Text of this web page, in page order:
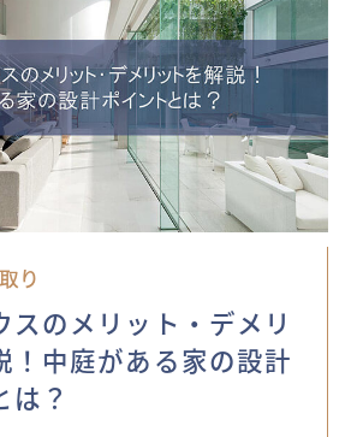
り
スのメリット・デメリ
！中庭がある家の設計
は？